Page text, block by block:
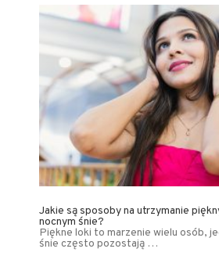
Jakie są sposoby na utrzymanie
nocnym śnie?
Piękne loki to marzenie wielu osób,
śnie często pozostają …